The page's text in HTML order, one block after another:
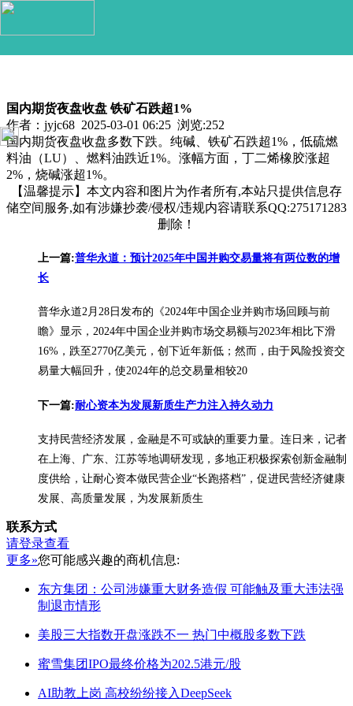
国内期货夜盘收盘 铁矿石跌超1%
作者：jyjc68 2025-03-01 06:25 浏览:252
国内期货夜盘收盘多数下跌。纯碱、铁矿石跌超1%，低硫燃
料油（LU）、燃料油跌近1%。涨幅方面，丁二烯橡胶涨超
2%，烧碱涨超1%。
【温馨提示】本文内容和图片为作者所有,本站只提供信息存
储空间服务,如有涉嫌抄袭/侵权/违规内容请联系QQ:275171283
删除！
上一篇:普华永道：预计2025年中国并购交易量将有两位数的增
长
普华永道2月28日发布的《2024年中国企业并购市场回顾与前
瞻》显示，2024年中国企业并购市场交易额与2023年相比下滑
16%，跌至2770亿美元，创下近年新低；然而，由于风险投资交
易量大幅回升，使2024年的总交易量相较20
下一篇:耐心资本为发展新质生产力注入持久动力
支持民营经济发展，金融是不可或缺的重要力量。连日来，记者
在上海、广东、江苏等地调研发现，多地正积极探索创新金融制
度供给，让耐心资本做民营企业“长跑搭档”，促进民营经济健康
发展、高质量发展，为发展新质生
联系方式
请登录查看
更多»您可能感兴趣的商机信息:
东方集团：公司涉嫌重大财务造假 可能触及重大违法强
制退市情形
美股三大指数开盘涨跌不一 热门中概股多数下跌
蜜雪集团IPO最终价格为202.5港元/股
AI助教上岗 高校纷纷接入DeepSeek